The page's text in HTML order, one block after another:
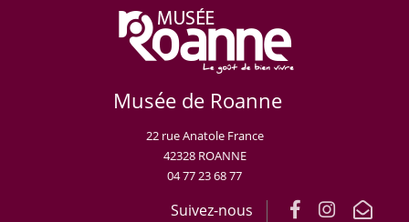
Musée de Roanne
22 rue Anatole France
42328 ROANNE
04 77 23 68 77
Suivez-nous